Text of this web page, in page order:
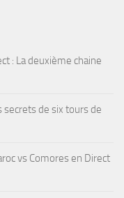
: La deuxième chaine
secrets de six tours de
vs Comores en Direct